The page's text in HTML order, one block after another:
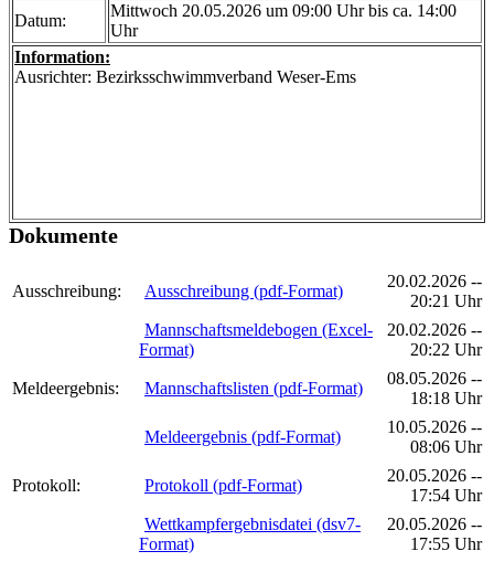
Datum:
Mittwoch 20.05.2026 um 09:00 Uhr bis ca. 14:00
Uhr
Information:
Ausrichter: Bezirksschwimmverband Weser-Ems
Dokumente
Ausschreibung: Ausschreibung (pdf-Format)
20.02.2026 --
20:21 Uhr
Mannschaftsmeldebogen (Excel-
Format)
20.02.2026 --
20:22 Uhr
Meldeergebnis: Mannschaftslisten (pdf-Format)
08.05.2026 --
18:18 Uhr
Meldeergebnis (pdf-Format)
10.05.2026 --
08:06 Uhr
Protokoll: Protokoll (pdf-Format)
20.05.2026 --
17:54 Uhr
Wettkampfergebnisdatei (dsv7-
Format)
20.05.2026 --
17:55 Uhr